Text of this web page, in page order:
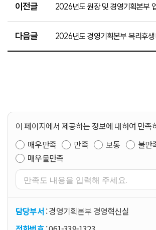
이전글
다음글
이 페이지에서 제공하는 정보에 대하여 만족
매우만족
만족 보통
불만
매우불만족
담당부서: 경영기획본부 경영혁신실